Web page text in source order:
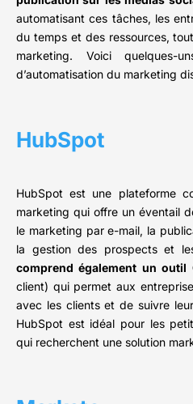
automatisant ces tâches, les
du temps et des ressources,
marketing. Voici quelques-
d’automatisation du marketing
HubSpot
HubSpot est une plateforme
marketing qui offre un éventail
le marketing par e-mail, la
la gestion des prospects et
comprend également un outil
client) qui permet aux
avec les clients et de suivre
HubSpot est idéal pour les
qui recherchent une solution